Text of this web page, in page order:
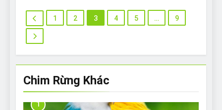
Chim Rừng Khác
1
1 2 3 4 5 … 9